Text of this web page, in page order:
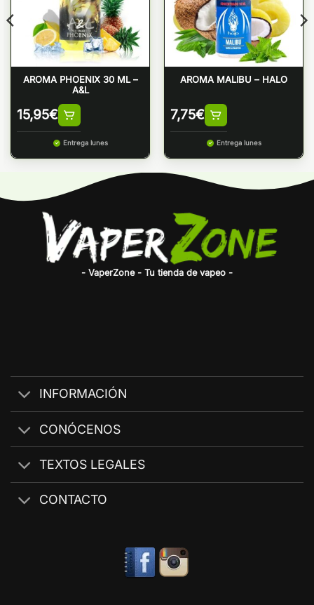
AROMA PHOENIX 30 ML –
A&L
15,95€
Entrega lunes
AROMA MALIBU – HALO
7,75€
Entrega lunes
- VaperZone - Tu tienda de vapeo -
INFORMACIÓN
CONÓCENOS
TEXTOS LEGALES
CONTACTO